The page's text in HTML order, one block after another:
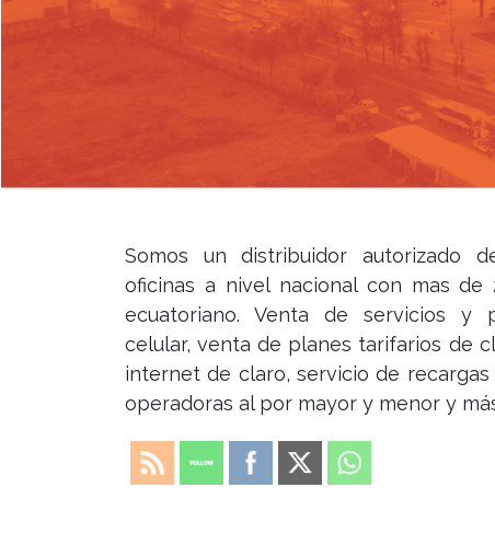
Somos un distribuidor autorizado
oficinas a nivel nacional con mas
ecuatoriano. Venta de servicios y
celular, venta de planes tarifarios de
internet de claro, servicio de
operadoras al por mayor y menor y